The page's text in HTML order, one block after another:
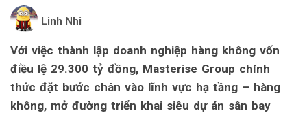
Linh Nhi
Với việc thành lập doanh nghiệp hàng không vốn
điều lệ 29.300 tỷ đồng, Masterise Group chính
thức đặt bước chân vào lĩnh vực hạ tầng – hàng
không, mở đường triển khai siêu dự án sân bay